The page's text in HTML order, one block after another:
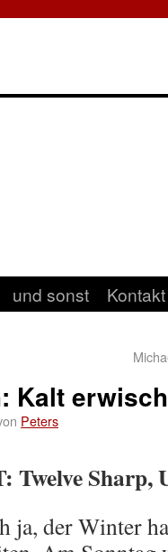
und sonst Kontakt
Kalt
Peters
Twelve Sharp,
ja, der Winter